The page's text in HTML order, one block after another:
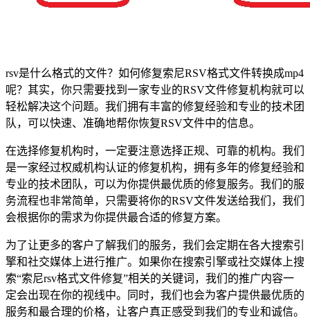
rsv是什么格式的文件？如何修复索尼RSV格式文件转换成mp4
呢？其实，你只需要找到一家专业的RSV文件修复机构就可以
轻松解决这个问题。我们拥有丰富的修复经验和专业的技术团
队，可以快速、准确地帮你恢复RSV文件中的信息。
在选择修复机构时，一定要注意选择正规、可靠的机构。我们
是一家经过权威机构认证的修复机构，拥有多年的修复经验和
专业的技术团队，可以为你提供最优质的修复服务。我们的服
务流程也非常简单，只需要将你的RSV文件发送给我们，我们
会根据你的需求为你提供最合适的修复方案。
为了让更多的客户了解我们的服务，我们会定期在各大搜索引
擎和社交媒体上进行推广。如果你在搜索引擎或社交媒体上搜
索“索尼rsv格式文件修复”相关的关键词，我们的推广内容一
定会出现在你的视线中。同时，我们也会为客户提供最优质的
服务和最合理的价格，让客户真正感受到我们的专业和诚信。